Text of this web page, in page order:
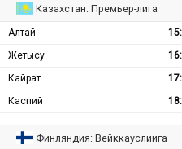
Казахстан: Премьер-лига
Алтай
Жетысу
Кайрат
Каспий
Финляндия: Вейккауслиига